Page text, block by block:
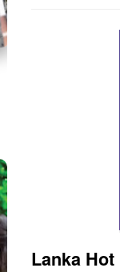
Lanka